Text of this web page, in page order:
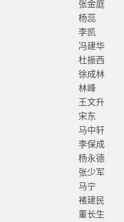
张金庭
杨蕊
李凯
冯建华
杜振西
徐成林
林峰
王文升
宋东
马中轩
李保成
杨永德
张少军
马宁
褚建民
董长生